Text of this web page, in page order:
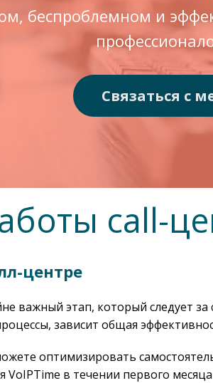
беспроблемном и
Связаться с
call-
центре
важный этап, который следует
зависит общая
оптимизировать
VoIPTime в течении первого